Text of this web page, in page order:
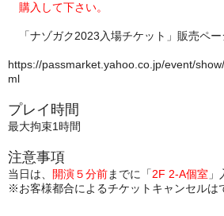
購入して下さい。
「ナゾガク2023入場チケット」販売ペー
https://passmarket.yahoo.co.jp/event/
ml
プレイ時間
最大拘束1時間
注意事項
当日は、 開演５分前までに「2F 2-A個室
※お客様都合によるチケットキャンセルは